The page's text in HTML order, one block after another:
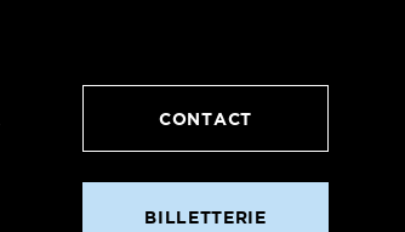
CONTACT
BILLETTERIE